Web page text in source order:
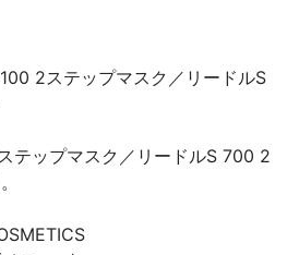
2ステップマスク／リードルS
テップマスク／リードルS 700 2